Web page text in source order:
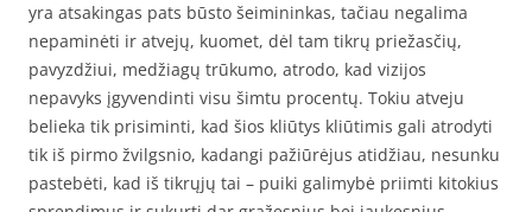
yra atsakingas pats būsto šeimininkas, tačiau negalima
nepaminėti ir atvejų, kuomet, dėl tam tikrų priežasčių,
pavyzdžiui, medžiagų trūkumo, atrodo, kad vizijos
nepavyks įgyvendinti visu šimtu procentų. Tokiu atveju
belieka tik prisiminti, kad šios kliūtys kliūtimis gali atrodyti
tik iš pirmo žvilgsnio, kadangi pažiūrėjus atidžiau, nesunku
pastebėti, kad iš tikrųjų tai – puiki galimybė priimti kitokius